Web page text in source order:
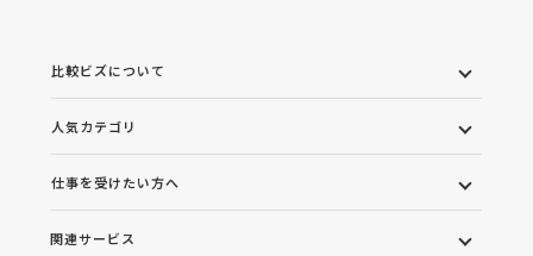
比較ビズについて
人気カテゴリ
仕事を受けたい方へ
関連サービス